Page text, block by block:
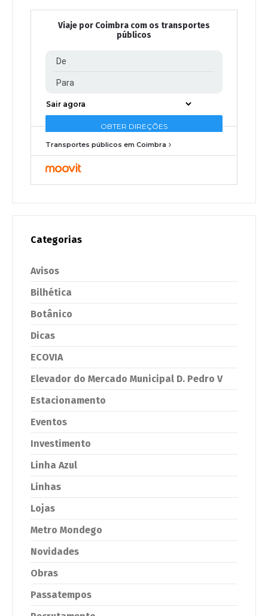
Viaje por Coimbra com os transportes
públicos
Transportes públicos em Coimbra
Categorias
Avisos
Bilhética
Botânico
Dicas
ECOVIA
Elevador do Mercado Municipal D. Pedro V
Estacionamento
Eventos
Investimento
Linha Azul
Linhas
Lojas
Metro Mondego
Novidades
Obras
Passatempos